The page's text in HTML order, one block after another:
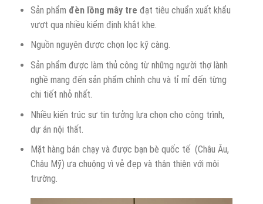
Sản phẩm đènlồng mây tre đạt tiêu chuẩn xuất khẩu
vượt qua nhiều kiểm định khắt khe.
Nguồn nguyên được chọn lọc kỹ càng.
Sản phẩm được làm thủ công từ những người thợ lành
nghề mang đến sản phẩm chỉnh chu và tỉ mỉ đến từng
chi tiết nhỏ nhất.
Nhiều kiến trúc sư tin tưởng lựa chọn cho công trình,
dự án nội thất.
Mặt hàng bán chạy và được bạn bè quốc tế (Châu Âu,
Châu Mỹ) ưa chuộng vì vẻ đẹp và thân thiện với môi
trường.